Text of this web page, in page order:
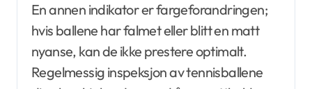
En annen indikator er fargeforandringen;
hvis ballene har falmet eller blitt en matt
nyanse, kan de ikke prestere optimalt.
Regelmessig inspeksjon av tennisballene